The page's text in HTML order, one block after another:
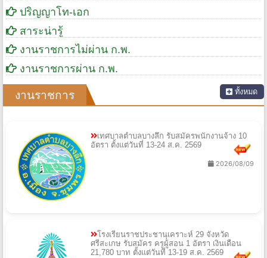
ปริญญาโท-เอก
สาระน่ารู้
งานราชการไม่ผ่าน ก.พ.
งานราชการผ่าน ก.พ.
งานราชการ ทั้งหมด
เทศบาลตำบลบางลึก รับสมัครพนักงานจ้าง 10
อัตรา ตั้งแต่วันที่ 13-24 ส.ค. 2569
2026/08/09
โรงเรียนราชประชานุเคราะห์ 29 จังหวัด
ศรีสะเกษ รับสมัคร ครูผู้สอน 1 อัตรา เงินเดือน
21,780 บาท ตั้งแต่วันที่ 13-19 ส.ค. 2569